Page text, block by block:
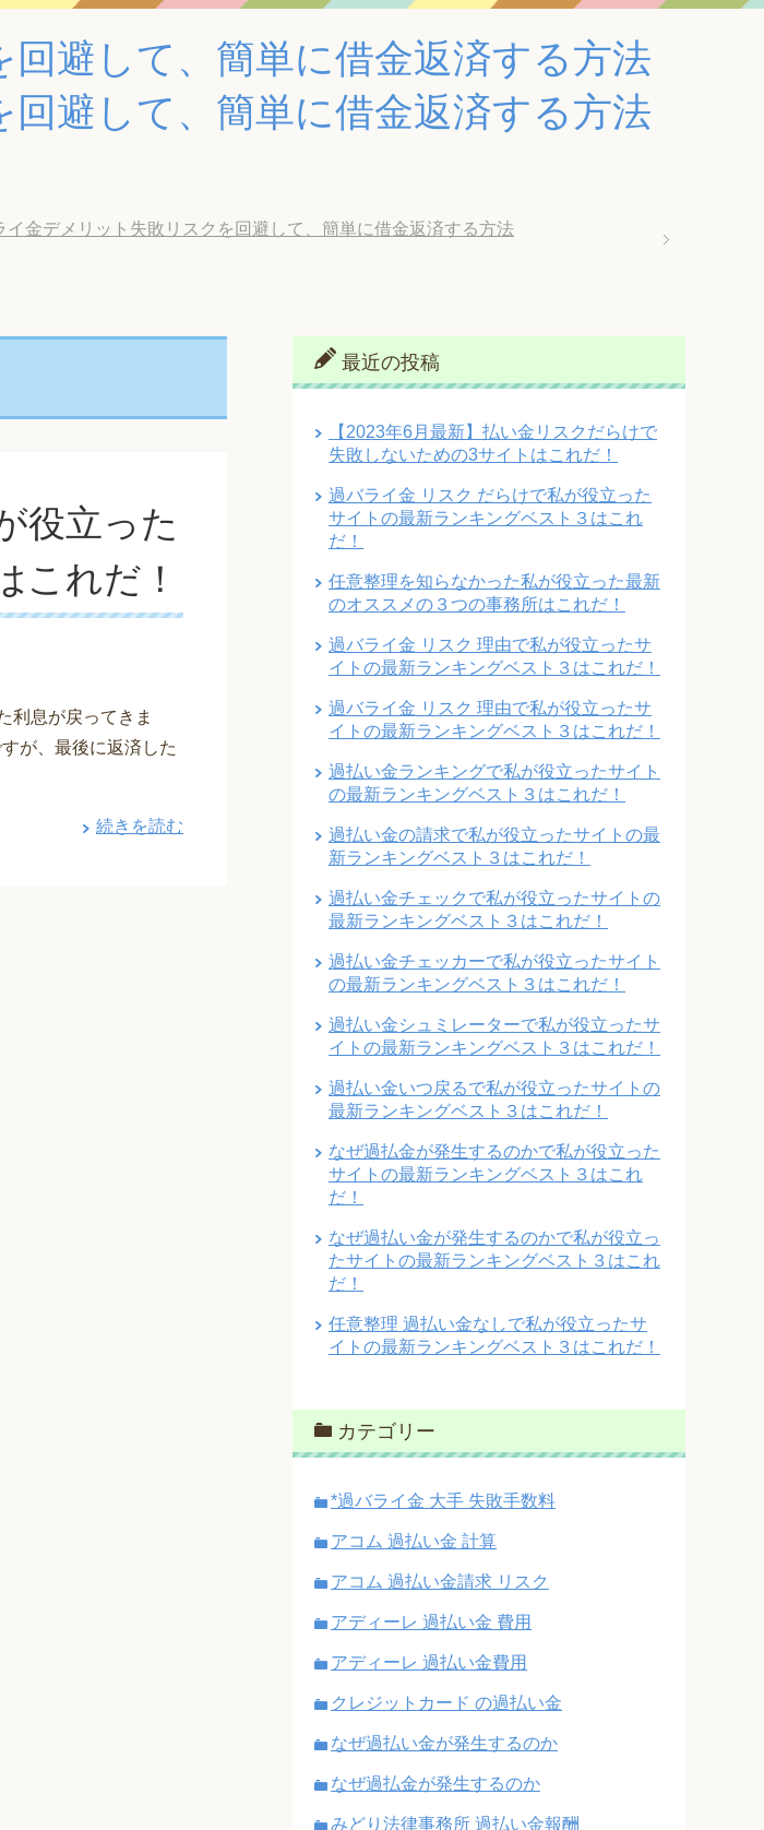
避して、簡単に借金返済する方法
避して、簡単に借金返済する方法
金デメリット失敗リスクを回避して、簡単に借金返済する方法
役立った
これだ！
利息が戻ってきま
が、最後に返済した
続きを読む
最近の投稿
【2023年6月最新】払い金リスクだらけで
失敗しないための3サイトはこれだ！
過バライ金 リスク だらけで私が役立った
サイトの最新ランキングベスト３はこれ
だ！
任意整理を知らなかった私が役立った最新
のオススメの３つの事務所はこれだ！
過バライ金 リスク 理由で私が役立ったサ
イトの最新ランキングベスト３はこれだ！
過バライ金 リスク 理由で私が役立ったサ
イトの最新ランキングベスト３はこれだ！
過払い金ランキングで私が役立ったサイト
の最新ランキングベスト３はこれだ！
過払い金の請求で私が役立ったサイトの最
新ランキングベスト３はこれだ！
過払い金チェックで私が役立ったサイトの
最新ランキングベスト３はこれだ！
過払い金チェッカーで私が役立ったサイト
の最新ランキングベスト３はこれだ！
過払い金シュミレーターで私が役立ったサ
イトの最新ランキングベスト３はこれだ！
過払い金いつ戻るで私が役立ったサイトの
最新ランキングベスト３はこれだ！
なぜ過払金が発生するのかで私が役立った
サイトの最新ランキングベスト３はこれ
だ！
なぜ過払い金が発生するのかで私が役立っ
たサイトの最新ランキングベスト３はこれ
だ！
任意整理 過払い金なしで私が役立ったサ
イトの最新ランキングベスト３はこれだ！
カテゴリー
*過バライ金 大手 失敗手数料
アコム 過払い金 計算
アコム 過払い金請求 リスク
アディーレ 過払い金 費用
アディーレ 過払い金費用
クレジットカード の過払い金
なぜ過払い金が発生するのか
なぜ過払金が発生するのか
みどり法律事務所 過払い金報酬